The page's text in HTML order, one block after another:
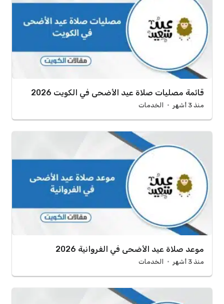
قائمة مصليات صلاة عيد الأضحى في الكويت 2026
منذ 3 أشهر الخدمات
موعد صلاة عيد الأضحى في الفروانية 2026
منذ 3 أشهر الخدمات